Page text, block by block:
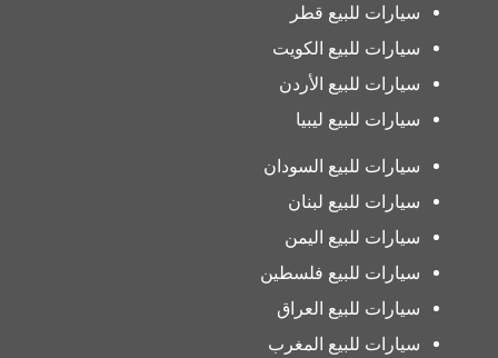
سيارات للبيع قطر
سيارات للبيع الكويت
سيارات للبيع الأردن
سيارات للبيع ليبيا
سيارات للبيع السودان
سيارات للبيع لبنان
سيارات للبيع اليمن
سيارات للبيع فلسطين
سيارات للبيع العراق
سيارات للبيع المغرب